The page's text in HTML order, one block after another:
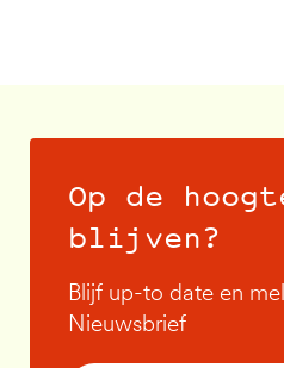
Op de
blijven?
Blijf up-to date en
Nieuwsbrief